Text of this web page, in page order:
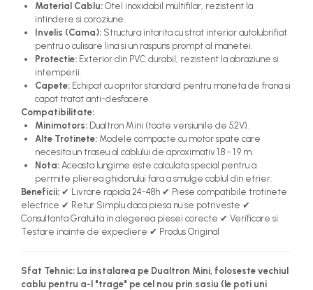
Material Cablu: Otel inoxidabil multifilar, rezistent la
intindere si coroziune.
Invelis (Cama): Structura intarita cu strat interior autolubrifiat
pentru o culisare lina si un raspuns prompt al manetei.
Protectie: Exterior din PVC durabil, rezistent la abraziune si
intemperii.
Capete: Echipat cu opritor standard pentru maneta de frana si
capat tratat anti-desfacere.
Compatibilitate:
Minimotors: Dualtron Mini (toate versiunile de 52V).
Alte Trotinete: Modele compacte cu motor spate care
necesita un traseu al cablului de aproximativ 1.8 - 1.9 m.
Nota: Aceasta lungime este calculata special pentru a
permite plierea ghidonului fara a smulge cablul din etrier.
Beneficii: ✔ Livrare rapida 24-48h ✔ Piese compatibile trotinete
electrice ✔ Retur Simplu daca piesa nu se potriveste ✔
Consultanta Gratuita in alegerea piesei corecte ✔ Verificare si
Testare inainte de expediere ✔ Produs Original
Sfat Tehnic: La instalarea pe Dualtron Mini, foloseste vechiul
cablu pentru a-l "trage" pe cel nou prin sasiu (le poti uni